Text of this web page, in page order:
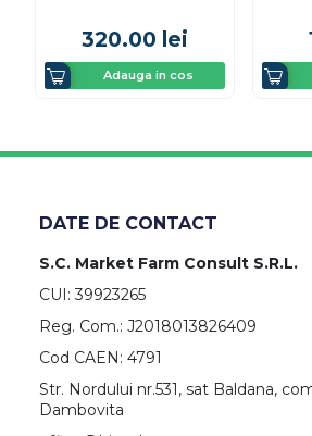
320.00 lei
Adauga in cos
DATE DE CONTACT
S.C. Market Farm Consult S.R.L.
CUI: 39923265
Reg. Com.: J2018013826409
Cod CAEN: 4791
Str. Nordului nr.531, sat Baldana,
Dambovita